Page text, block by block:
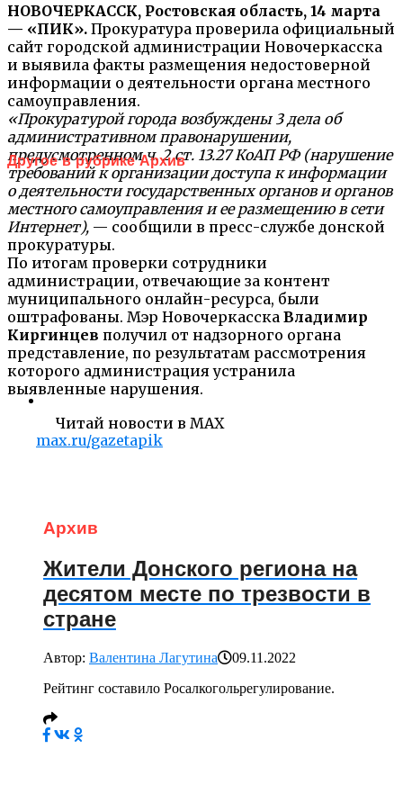
НОВОЧЕРКАССК, Ростовская область, 14 марта
— «ПИК». Прокуратура проверила официальный
сайт городской администрации Новочеркасска
и выявила факты размещения недостоверной
информации о деятельности органа местного
самоуправления.
«Прокуратурой города возбуждены 3 дела об
административном правонарушении,
предусмотренном ч. 2 ст. 13.27 КоАП РФ (нарушение
требований к организации доступа к информации
о деятельности государственных органов и органов
местного самоуправления и ее размещению в сети
Интернет), — сообщили в пресс-службе донской
прокуратуры.
По итогам проверки сотрудники
администрации, отвечающие за контент
муниципального онлайн-ресурса, были
оштрафованы. Мэр Новочеркасска Владимир
Киргинцев получил от надзорного органа
представление, по результатам рассмотрения
которого администрация устранила
выявленные нарушения.
Читай новости в MAX
max.ru/gazetapik
Другое в рубрике Архив
Архив
Жители Донского региона на
десятом месте по трезвости в
стране
Автор: Валентина Лагутина
09.11.2022
Рейтинг составило Росалкогольрегулирование.